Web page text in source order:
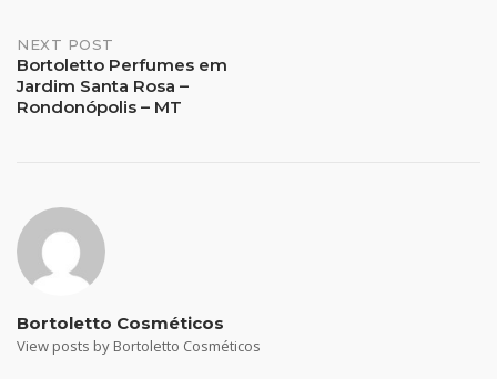
NEXT POST
Bortoletto Perfumes em
Jardim Santa Rosa –
Rondonópolis – MT
Bortoletto Cosméticos
View posts by Bortoletto Cosméticos